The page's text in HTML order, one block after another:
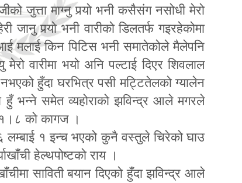
जुत्ता माग्नु पयो भनी कसैसंग नसोधी मेरो
जानु पयो भनी वारीको डिलतर्फ गइरहेकोमा
आई मलाई किन पिटिस भनी समातेकोले मैलेपनि
वारीमा भयो अनि पल्टाई दिएर शिवलाल
हुँदा घरभित्र पसी मट्टितेलको ग्यालेन
हुँ भन्ने समेत व्यहोराको झविन्द्र आले मगरले
को कागज ।
लम्बाई १ इन्च भएको कुनै वस्तुले चिरेको घाउ
हेल्थपोष्टको राय ।
साविती बयान दिएको हुँदा झविन्द्र आले